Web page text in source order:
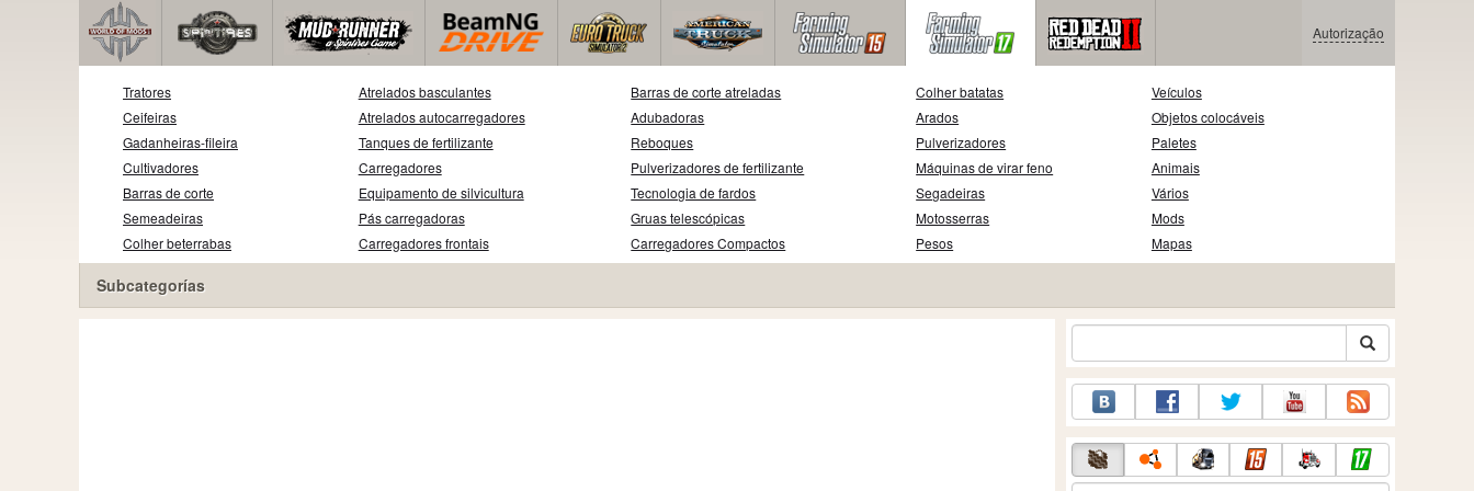
Autorização
Tratores
Ceifeiras
Gadanheiras-fileira
Cultivadores
Barras de corte
Semeadeiras
Colher beterrabas
Atrelados basculantes
Atrelados autocarregadores
Tanques de fertilizante
Carregadores
Equipamento de silvicultura
Pás carregadoras
Carregadores frontais
Barras de corte atreladas
Adubadoras
Reboques
Pulverizadores de fertilizante
Tecnologia de fardos
Gruas telescópicas
Carregadores Compactos
Colher batatas
Arados
Pulverizadores
Máquinas de virar feno
Segadeiras
Motosserras
Pesos
Veículos
Objetos colocáveis
Paletes
Animais
Vários
Mods
Mapas
Subcategorías